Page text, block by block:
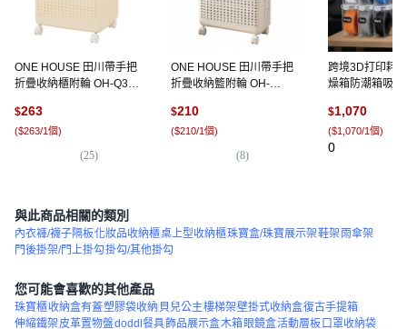
ONE HOUSE 田川帶手把
折疊收納櫃附輪 OH-Q315
$263
($263/1個)
(25)
ONE HOUSE 田川帶手把
折疊收納籃附輪 OH-
色
$210
($210/1個)
(8)
跨境3D打印耗
燥箱防潮箱吸溼
色6個 裝(4L):如
$1,070
($1,070/1個)
0
與此商品相關的類別
內衣褲/襪子隔板化妝品收納櫃桌上型收納櫃珠寶盒/珠寶展示架鞋架雨傘架
門後掛架/門上掛勾掛勾/其他掛勾
您可能會喜歡的其他產品
珠寶櫃收納盒有蓋塑膠袋收納 貝兒公主樓梯架壁掛式收納盒復古手提箱
伸縮鐵架 皮革置物盤doddl餐具飾品展示盒木箱眼鏡盒活動層板 口罩收納袋